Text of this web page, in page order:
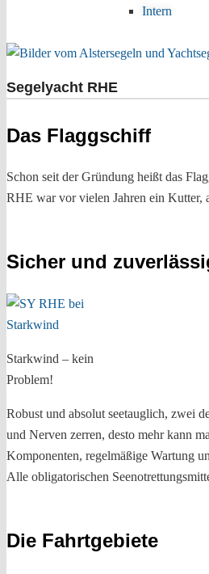
Intern
Segelyacht RHE
Das Flaggschiff
Schon seit der Gründung heißt das
RHE war vor vielen Jahren ein Kutter,
Sicher und
Starkwind – kein
Problem!
Robust und absolut seetauglich, zwei
und Nerven zerren, desto mehr kann
Komponenten, regelmäßige Wartung
Alle obligatorischen
Die Fahrtgebiete